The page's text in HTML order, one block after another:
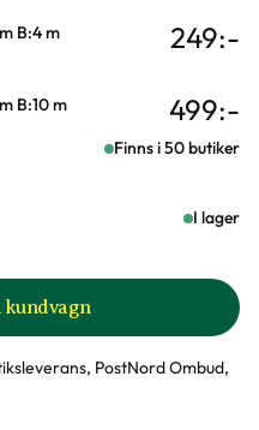
B:4 m 249:-
B:10 m 499:-
Finns i 50 butiker
I lager
kundvagn
PostNord Ombud,